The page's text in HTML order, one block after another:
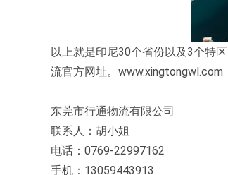
以上就是印尼30个省份以及3个特
流官方网址。www.xingtongwl.com
东莞市行通物流有限公司
联系人：胡小姐
电话：0769-22997162
手机：13059443913